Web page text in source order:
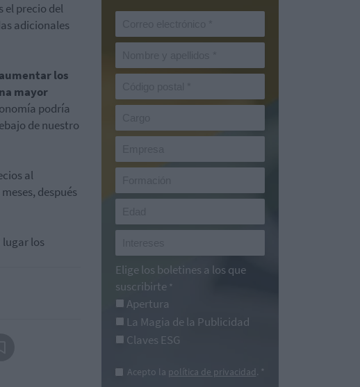
el precio del
adicionales
aumentar los
mayor
podría
de nuestro
al
después
los
Elige los boletines a los que
suscribirte *
Apertura
La Magia de la Publicidad
Claves ESG
Acepto la política de privacidad. *